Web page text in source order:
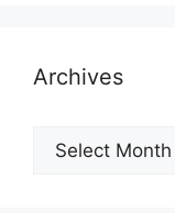
Archives
Archives